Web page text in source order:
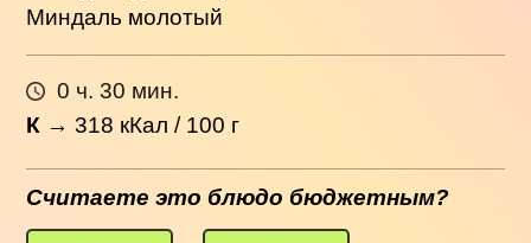
Миндаль молотый
0 ч. 30 мин.
К →318 кКал / 100 г
Считаете это блюдо бюджетным?